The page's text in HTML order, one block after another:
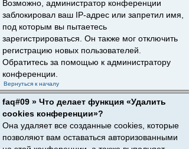
Возможно, администратор конференции
заблокировал ваш IP-адрес или запретил имя,
под которым вы пытаетесь
зарегистрироваться. Он также мог отключить
регистрацию новых пользователей.
Обратитесь за помощью к администратору
конференции.
Вернуться к началу
faq#09 » Что делает функция «Удалить
cookies конференции»?
Она удаляет все созданные cookies, которые
позволяют вам оставаться авторизованными